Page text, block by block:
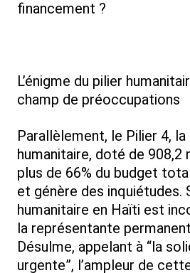
financement ?
L’énigme du pilier
champ de préoccupations
Parallèlement, le Pilier 4, la
humanitaire, doté de 908,2
plus de 66% du budget
et génère des inquiétudes.
humanitaire en Haïti est
la représentante
Désulme, appelant à “la
urgente”, l’ampleur de